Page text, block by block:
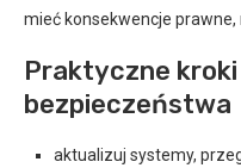
mieć konsekwencje prawne,
Praktyczne
bezpieczeństwa
aktualizuj systemy,